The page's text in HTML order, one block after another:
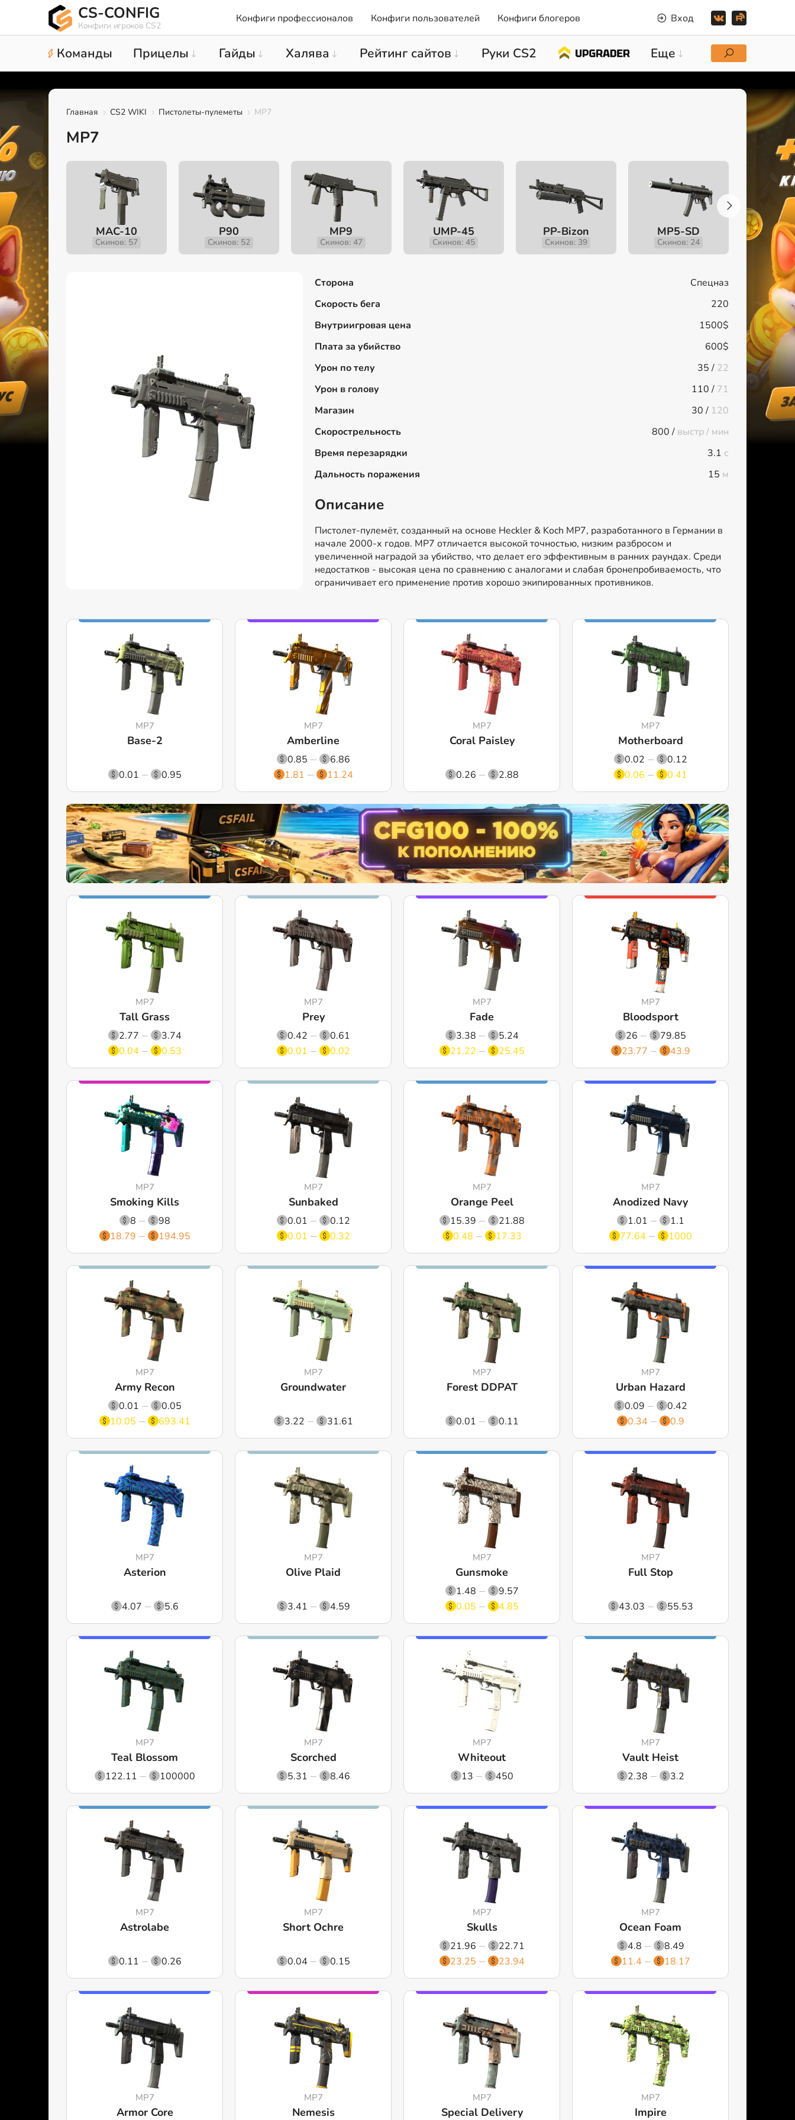
CS-CONFIG
Конфиги игроков CS2
Конфиги профессионалов Конфиги пользователей Конфиги блогеров Вход
Команды Прицелы Гайды Халява Рейтинг сайтов Руки CS2 Еще
Главная CS2 WIKI Пистолеты-пулеметы MP7
MP7
MAC-10
Скинов: 57
P90
Скинов: 52
MP9
Скинов: 47
UMP-45
Скинов: 45
PP-Bizon
Скинов: 39
MP5-SD
Скинов: 24
Сторона
Спецназ
Скорость бега
220
Внутриигровая цена
1500$
Плата за убийство
600$
Урон по телу
35 / 22
Урон в голову
110 / 71
Магазин
30 / 120
Скорострельность
800 / выстр / мин
Время перезарядки
3.1 с
Дальность поражения
15 м
Описание
Пистолет-пулемёт, созданный на основе Heckler & Koch MP7, разработанного в Германии в
начале 2000-х годов. MP7 отличается высокой точностью, низким разбросом и
увеличенной наградой за убийство, что делает его эффективным в ранних раундах. Среди
недостатков - высокая цена по сравнению с аналогами и слабая бронепробиваемость, что
ограничивает его применение против хорошо экипированных противников.
MP7
Base-2
0.01 0.95
MP7
Amberline
0.85
6.86
1.81
11.24
MP7
Coral Paisley
0.26 2.88
MP7
Motherboard
0.02
0.12
0.06
0.41
MP7
Tall Grass
2.77
3.74
0.04
0.53
MP7
Prey
0.42
0.61
0.01
0.02
MP7
Fade
3.38
5.24
21.22
25.45
MP7
Bloodsport
26
79.85
23.77
43.9
MP7
Smoking Kills
8
98
18.79
194.95
MP7
Sunbaked
0.01
0.12
0.01
0.32
MP7
Orange Peel
15.39
21.88
0.48
17.33
MP7
Anodized Navy
1.01
1.1
77.64
1000
MP7
Army Recon
0.01
0.05
10.05
693.41
MP7
Groundwater
3.22 31.61
MP7
Forest DDPAT
0.01 0.11
MP7
Urban Hazard
0.09
0.42
0.34
0.9
MP7
Asterion
4.07 5.6
MP7
Olive Plaid
3.41 4.59
MP7
Gunsmoke
1.48
9.57
0.05
4.85
MP7
Full Stop
43.03 55.53
MP7
Teal Blossom
122.11 100000
MP7
Scorched
5.31 8.46
MP7
Whiteout
13 450
MP7
Vault Heist
2.38 3.2
MP7
Astrolabe
0.11 0.26
MP7
Short Ochre
0.04 0.15
MP7
Skulls
21.96
22.71
23.25
23.94
MP7
Ocean Foam
4.8
8.49
11.4
18.17
MP7
Armor Core
MP7
Nemesis
MP7
Special Delivery
MP7
Impire